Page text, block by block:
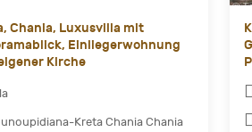
Chania, Luxusvilla mit
Einliegerwohnung
Kirche
Kreta Chania Chania